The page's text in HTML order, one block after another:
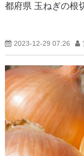
都府県 玉ねぎの根
2023-12-29 07:26